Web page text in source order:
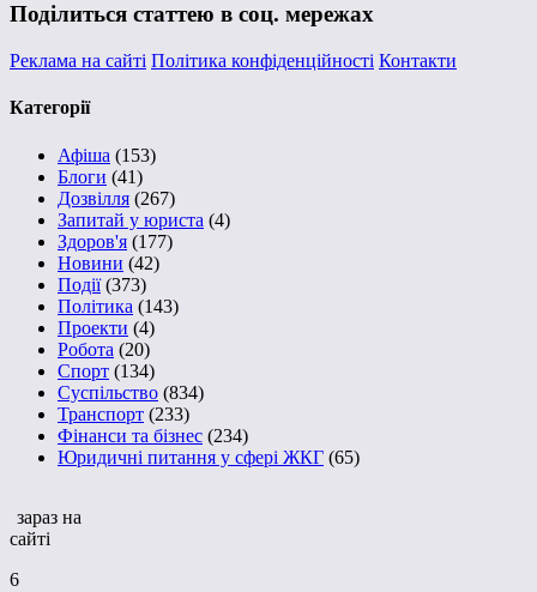
Поділиться статтею в соц. мережах
Реклама на сайті Політика конфіденційності Контакти
Категорії
Афіша (153)
Блоги (41)
Дозвілля (267)
Запитай у юриста (4)
Здоров'я (177)
Новини (42)
Події(373)
Політика (143)
Проекти (4)
Робота (20)
Спорт (134)
Суспільство (834)
Транспорт (233)
Фінанси та бізнес (234)
Юридичні питання у сфері ЖКГ (65)
зараз на
сайті
6